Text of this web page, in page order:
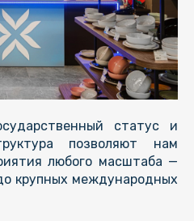
статус и
позволяют нам
любого масштаба —
крупных международных